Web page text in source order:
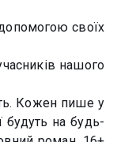
своїх
нашого
Кожен пише у
будуть на будь-